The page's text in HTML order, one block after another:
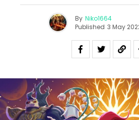
By Niko1664
Published 3 May